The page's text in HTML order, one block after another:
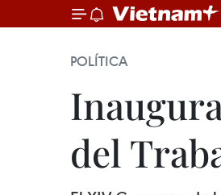
POLÍTICA
del